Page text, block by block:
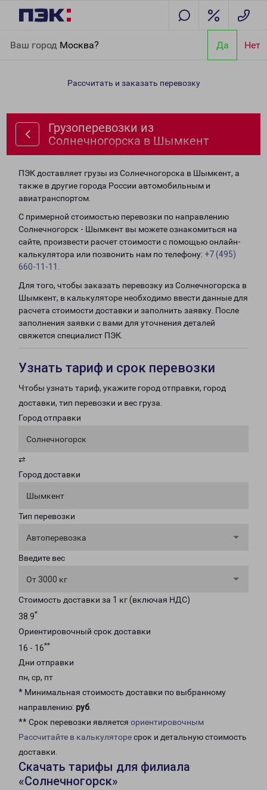
Ваш город Москва? Да Нет
Шымкент
Рассчитать и заказать перевозку
Грузоперевозки из
Солнечногорска в Шымкент
ПЭК доставляет грузы из Солнечногорска в Шымкент, а
также в другие города России автомобильным и
авиатранспортом.
С примерной стоимостью перевозки по направлению
Солнечногорск - Шымкент вы можете ознакомиться на
сайте, произвести расчет стоимости с помощью онлайн-
калькулятора или позвонить нам по телефону: +7 (495)
660-11-11
Для того, чтобы заказать перевозку из Солнечногорска в
Шымкент, в калькуляторе необходимо ввести данные для
расчета стоимости доставки и заполнить заявку. После
заполнения заявки с вами для уточнения деталей
свяжется специалист ПЭК.
Узнать тариф и срок перевозки
Чтобы узнать тариф, укажите город отправки, город
доставки, тип перевозки и вес груза.
Город отправки
Солнечногорск
⇄
Город доставки
Шымкент
Тип перевозки
Автоперевозка
Введите вес
От 3000 кг
Стоимость доставки за 1 кг (включая НДС)
38.9*
Ориентировочный срок доставки
16 - 16**
Дни отправки
пн, ср, пт
* Минимальная стоимость доставки по выбранному
направлению: руб.
** Срок перевозки является ориентировочным
Рассчитайте в калькуляторесрок и детальную стоимость
доставки.
Скачать тарифы для филиала
«Солнечногорск»